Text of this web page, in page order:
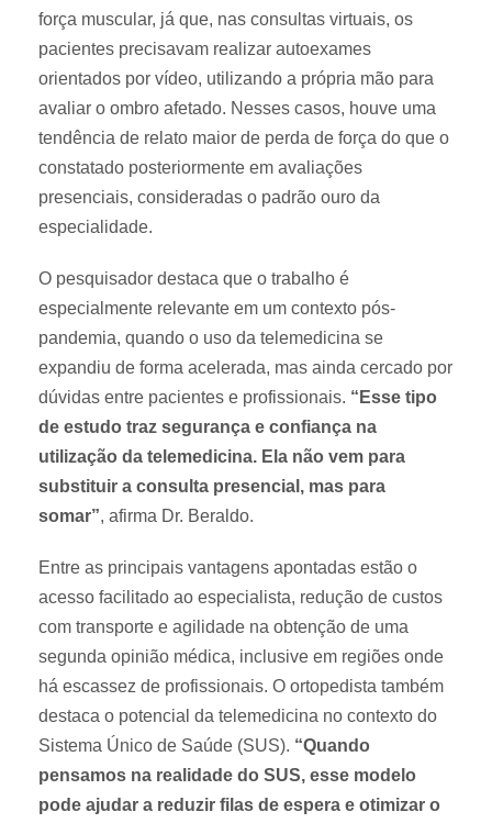
força muscular, já que, nas consultas virtuais, os
pacientes precisavam realizar autoexames
orientados por vídeo, utilizando a própria mão para
avaliar o ombro afetado. Nesses casos, houve uma
tendência de relato maior de perda de força do que o
constatado posteriormente em avaliações
presenciais, consideradas o padrão ouro da
especialidade.
O pesquisador destaca que o trabalho é
especialmente relevante em um contexto pós-
pandemia, quando o uso da telemedicina se
expandiu de forma acelerada, mas ainda cercado por
dúvidas entre pacientes e profissionais. “Esse tipo
de estudo traz segurança e confiança na
utilização da telemedicina. Ela não vem para
substituir a consulta presencial, mas para
somar”, afirma Dr. Beraldo.
Entre as principais vantagens apontadas estão o
acesso facilitado ao especialista, redução de custos
com transporte e agilidade na obtenção de uma
segunda opinião médica, inclusive em regiões onde
há escassez de profissionais. O ortopedista também
destaca o potencial da telemedicina no contexto do
Sistema Único de Saúde (SUS). “Quando
pensamos na realidade do SUS, esse modelo
pode ajudar a reduzir filas de espera e otimizar o